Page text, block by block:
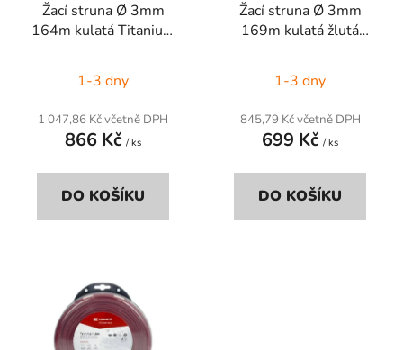
Žací struna Ø 3mm
164m kulatá Titanium
1-3 dny
1 047,86 Kč včetně DPH
866 Kč / ks
DO KOŠÍKU
Žací struna Ø 3mm
169m kulatá žlutá
1-3 dny
845,79 Kč včetně DPH
699 Kč / ks
DO KOŠÍKU